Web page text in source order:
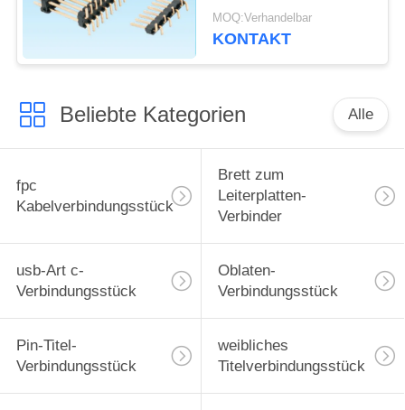
Pin 50 gegenwärtige
Bewertung von 3,0
MOQ:Verhandelbar
KONTAKT
Beliebte Kategorien Alle
fpc
Kabelverbindungsstück
Brett zum
Leiterplatten-
Verbinder
usb-Art c-
Verbindungsstück
Oblaten-
Verbindungsstück
Pin-Titel-
Verbindungsstück
weibliches
Titelverbindungsstück